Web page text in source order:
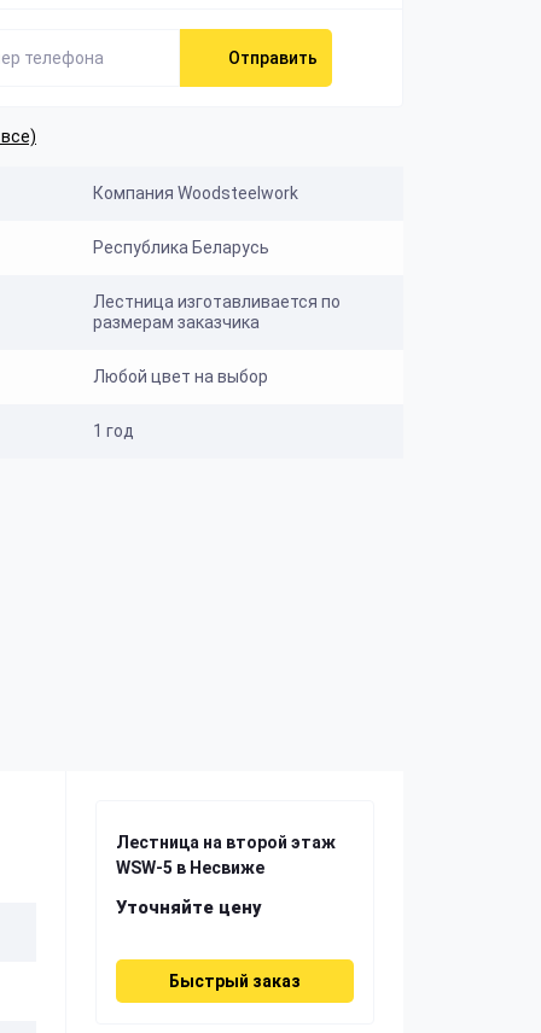
Отправить
Компания Woodsteelwork
Республика Беларусь
Лестница изготавливается по
размерам заказчика
Любой цвет на выбор
1 год
Лестница на второй этаж
WSW-5 в Несвиже
Уточняйте цену
Быстрый заказ